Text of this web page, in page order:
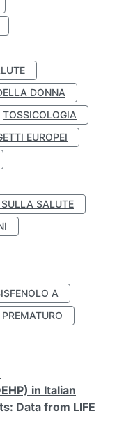
DONNA
TOSSICOLOGIA
EUROPEI
SALUTE
A
in Italian
Data from LIFE